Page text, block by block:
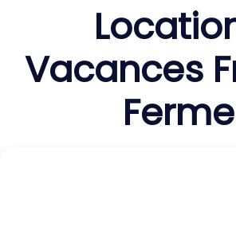
Vacances
Ferme